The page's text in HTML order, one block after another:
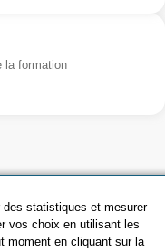
la formation
statistiques et mesurer
vos choix en utilisant les
moment en cliquant sur la